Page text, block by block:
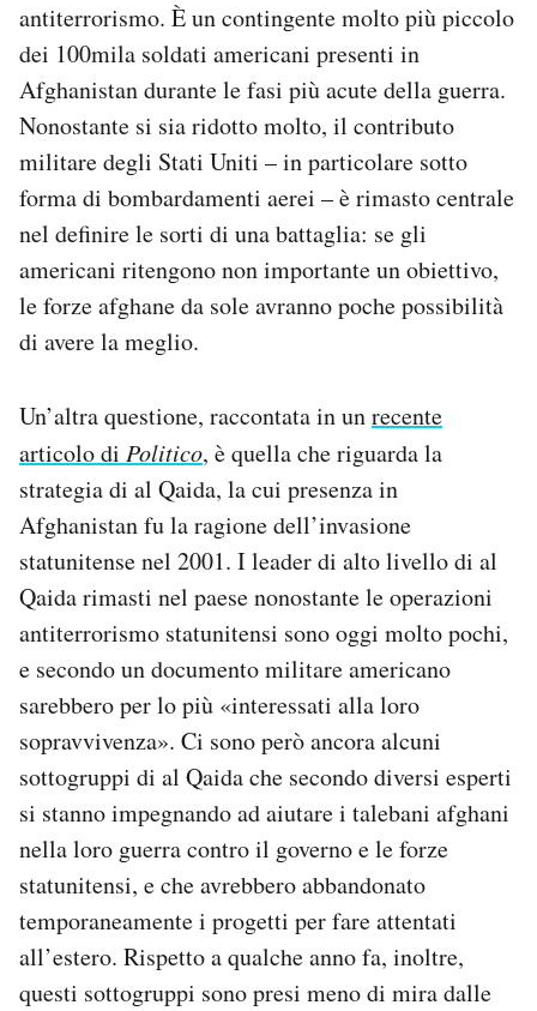
antiterrorismo. È un contingente molto più piccolo
dei 100mila soldati americani presenti in
Afghanistan durante le fasi più acute della guerra.
Nonostante si sia ridotto molto, il contributo
militare degli Stati Uniti – in particolare sotto
forma di bombardamenti aerei – è rimasto centrale
nel definire le sorti di una battaglia: se gli
americani ritengono non importante un obiettivo,
le forze afghane da sole avranno poche possibilità
di avere la meglio.
Un’altra questione, raccontata in unrecente
articolo di Politico, è quella che riguarda la
strategia di al Qaida, la cui presenza in
Afghanistan fu la ragione dell’invasione
statunitense nel 2001. I leader di alto livello di al
Qaida rimasti nel paese nonostante le operazioni
antiterrorismo statunitensi sono oggi molto pochi,
e secondo un documento militare americano
sarebbero per lo più «interessati alla loro
sopravvivenza». Ci sono però ancora alcuni
sottogruppi di al Qaida che secondo diversi esperti
si stanno impegnando ad aiutare i talebani afghani
nella loro guerra contro il governo e le forze
statunitensi, e che avrebbero abbandonato
temporaneamente i progetti per fare attentati
all’estero. Rispetto a qualche anno fa, inoltre,
questi sottogruppi sono presi meno di mira dalle